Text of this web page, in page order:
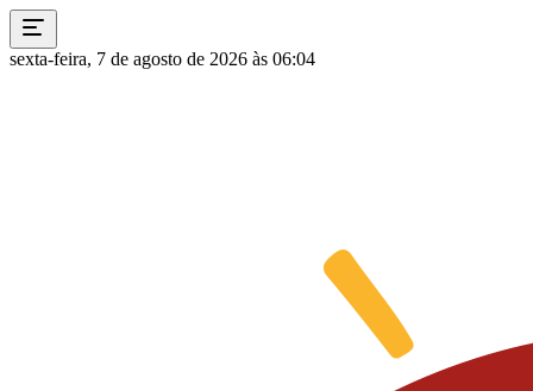
sexta-feira, 7 de agosto de 2026 às 06:04